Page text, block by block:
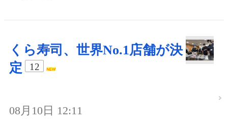
くら寿司、世界No.1店舗が決
定
12
08月10日 12:11